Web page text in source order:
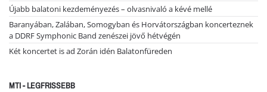
Újabb balatoni kezdeményezés – olvasnivaló a kévé mellé
Baranyában, Zalában, Somogyban és Horvátországban koncerteznek
a DDRF Symphonic Band zenészei jövő hétvégén
Két koncertet is ad Zorán idén Balatonfüreden
MTI - LEGFRISSEBB